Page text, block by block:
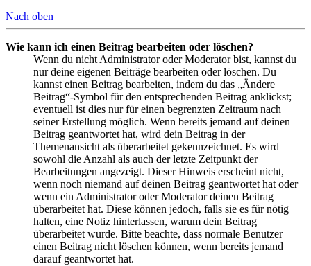
Nach oben
Wie kann ich einen Beitrag bearbeiten oder löschen?
Wenn du nicht Administrator oder Moderator bist, kannst du
nur deine eigenen Beiträge bearbeiten oder löschen. Du
kannst einen Beitrag bearbeiten, indem du das „Ändere
Beitrag“-Symbol für den entsprechenden Beitrag anklickst;
eventuell ist dies nur für einen begrenzten Zeitraum nach
seiner Erstellung möglich. Wenn bereits jemand auf deinen
Beitrag geantwortet hat, wird dein Beitrag in der
Themenansicht als überarbeitet gekennzeichnet. Es wird
sowohl die Anzahl als auch der letzte Zeitpunkt der
Bearbeitungen angezeigt. Dieser Hinweis erscheint nicht,
wenn noch niemand auf deinen Beitrag geantwortet hat oder
wenn ein Administrator oder Moderator deinen Beitrag
überarbeitet hat. Diese können jedoch, falls sie es für nötig
halten, eine Notiz hinterlassen, warum dein Beitrag
überarbeitet wurde. Bitte beachte, dass normale Benutzer
einen Beitrag nicht löschen können, wenn bereits jemand
darauf geantwortet hat.